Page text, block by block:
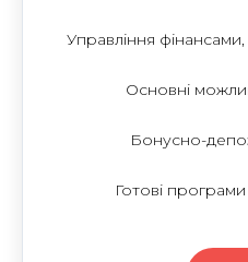
Управління
Основні
Бонусно-
Готові